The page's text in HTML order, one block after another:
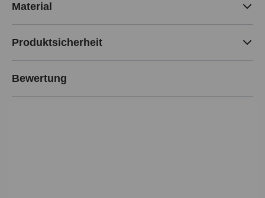
Material
Produktsicherheit
Bewertung